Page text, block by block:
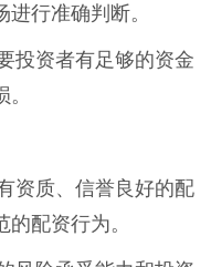
行准确判断。
投资者有足够的资金
资质、信誉良好的配
配资行为。